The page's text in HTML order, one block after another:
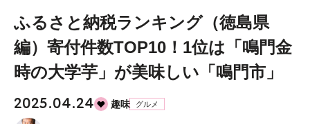
ふるさと納税ランキング（徳島県
編）寄付件数TOP10！1位は「鳴門金
時の大学芋」が美味しい「鳴門市」
2025.04.24 趣味 グルメ